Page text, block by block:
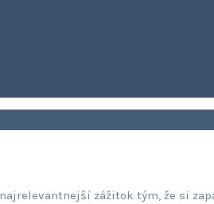
zážitok tým, že si